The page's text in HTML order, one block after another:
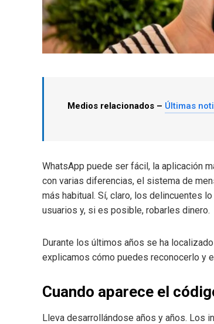
Medios relacionados – Últimas
WhatsApp puede ser fácil, la aplicación
con varias diferencias, el sistema de
más habitual. Sí, claro, los delincuentes
usuarios y, si es posible, robarles dinero.
Durante los últimos años se ha
explicamos cómo puedes reconocerlo y
Cuando aparece el
Lleva desarrollándose años y años. Los